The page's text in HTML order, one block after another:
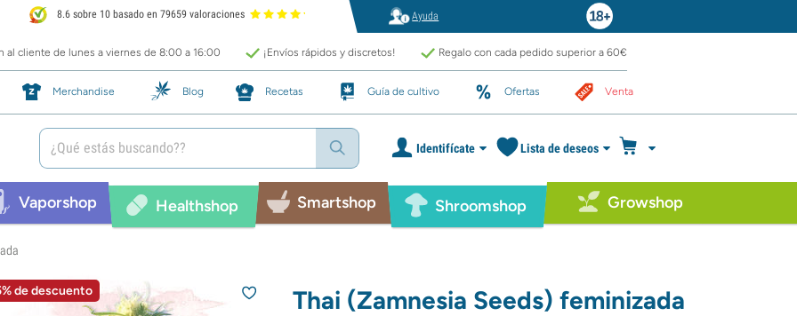
8.6 sobre 10 basado en 79659 valoraciones Ayuda
al cliente de lunes a viernes de 8:00 a 16:00 ¡Envíos rápidos y discretos! Regalo con cada pedido superior a 60€
Merchandise Blog Recetas Guía de cultivo Ofertas Venta
Identifícate Lista de deseos
Vaporshop Healthshop Smartshop Shroomshop Growshop
de descuento Thai (Zamnesia Seeds) feminizada